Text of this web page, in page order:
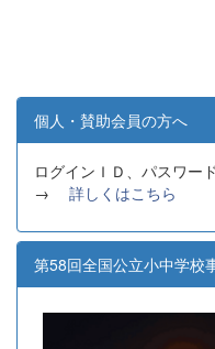
個人・賛助会員の方へ
ログインＩＤ、パスワー
→ 詳しくはこちら
第58回全国公立小中学校